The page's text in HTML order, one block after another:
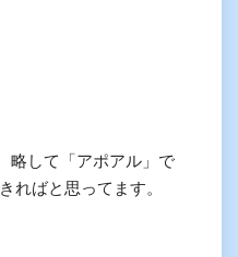
略して「アポアル」で
ればと思ってます。